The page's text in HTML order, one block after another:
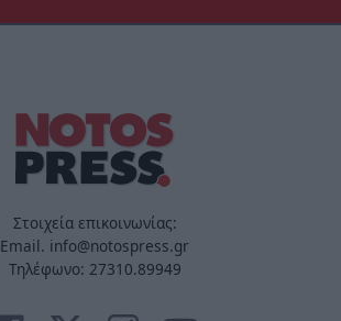
Στοιχεία επικοινωνίας:
Email. info@notospress.gr
Τηλέφωνο: 27310.89949